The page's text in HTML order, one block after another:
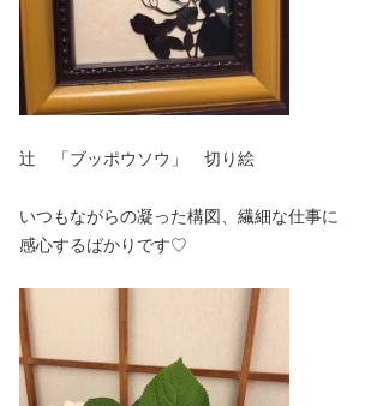
辻 「ブッポウソウ」 切り絵
いつもながらの凝った構図、繊細な仕事に
感心するばかりです♡